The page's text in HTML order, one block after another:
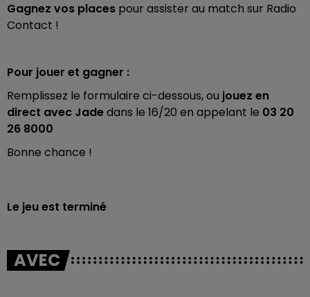
Gagnez vos places pour assister au match sur Radio
Contact !
Pour jouer et gagner :
Remplissez le formulaire ci-dessous, ou jouez en
direct avec Jadedans le 16/20 en appelant le 03 20
26 8000
Bonne chance !
Le jeu est terminé
AVEC